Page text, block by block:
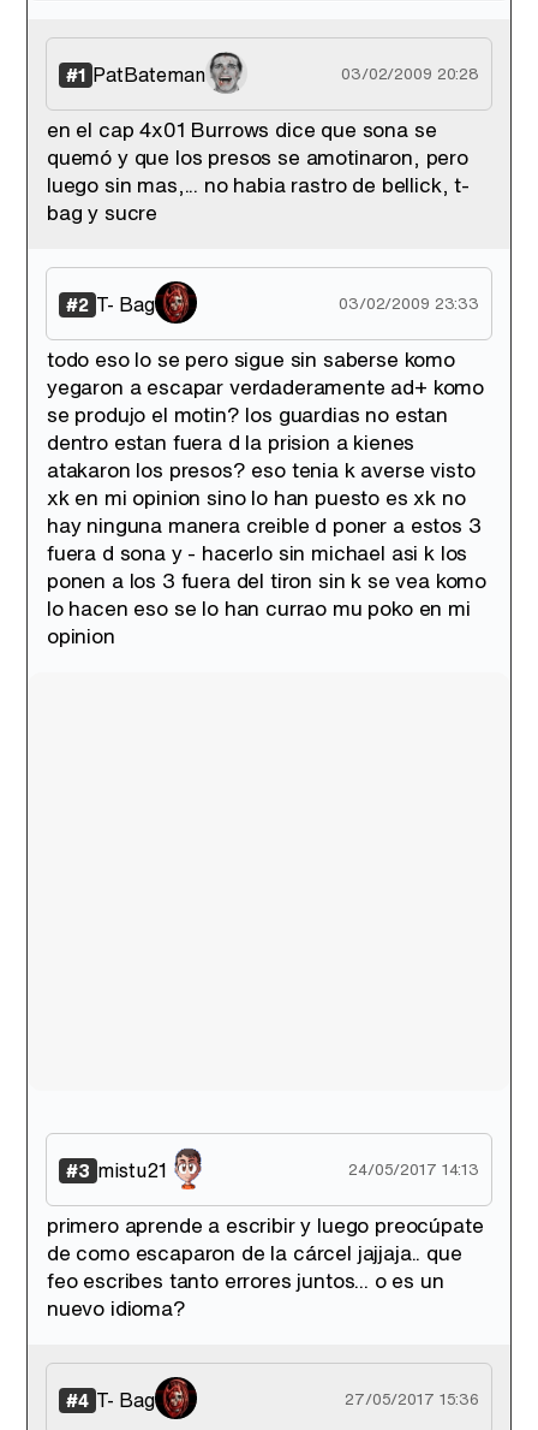
'120 Minutos' celebra sus 2.000 programas en Telemadrid con un vídeo del día a día en la redacción
Tráiler en catalán de 'Ravalear', la nueva serie de HBO Max sobre los fondos buitre
Canción ganadora de Eurovisión 2026: DARA con "Bangaranga" por Bulgaria
#1 PatBateman 03/02/2009 20:28
en el cap 4x01 Burrows dice que sona se
quemó y que los presos se amotinaron, pero
luego sin mas,... no habia rastro de bellick, t-
bag y sucre
#2 T- Bag 03/02/2009 23:33
todo eso lo se pero sigue sin saberse komo
yegaron a escapar verdaderamente ad+ komo
se produjo el motin? los guardias no estan
dentro estan fuera d la prision a kienes
atakaron los presos? eso tenia k averse visto
xk en mi opinion sino lo han puesto es xk no
hay ninguna manera creible d poner a estos 3
fuera d sona y - hacerlo sin michael asi k los
ponen a los 3 fuera del tiron sin k se vea komo
lo hacen eso se lo han currao mu poko en mi
opinion
#3 mistu21 24/05/2017 14:13
primero aprende a escribir y luego preocúpate
de como escaparon de la cárcel jajjaja.. que
feo escribes tanto errores juntos... o es un
nuevo idioma?
#4 T- Bag 27/05/2017 15:36